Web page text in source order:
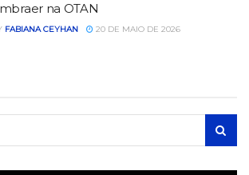
na OTAN
FABIANA CEYHAN 20 DE MAIO DE 2026